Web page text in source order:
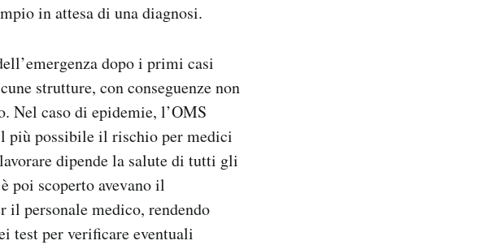
in attesa di una diagnosi.
dopo i primi casi
strutture, con conseguenze non
Nel caso di epidemie, l’OMS
più possibile il rischio per medici
dipende la salute di tutti gli
poi scoperto avevano il
il personale medico, rendendo
test per verificare eventuali